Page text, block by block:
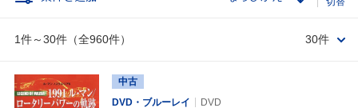
1件～30件（全960件） 30件
中古
DVD・ブルーレイ
DVD